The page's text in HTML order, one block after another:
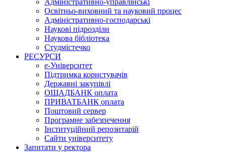
Освітньо-виховний та науковий процес
Адміністративно-господарські
Наукові підрозділи
Наукова бібліотека
Студмістечко
РЕСУРСИ
е-Університет
Підтримка користувачів
Державні закупівлі
ОЩАДБАНК оплата
ПРИВАТБАНК оплата
Поштовий сервер
Програмне забезпечення
Інституційний репозитарій
Сайти університету
Запитати у ректора